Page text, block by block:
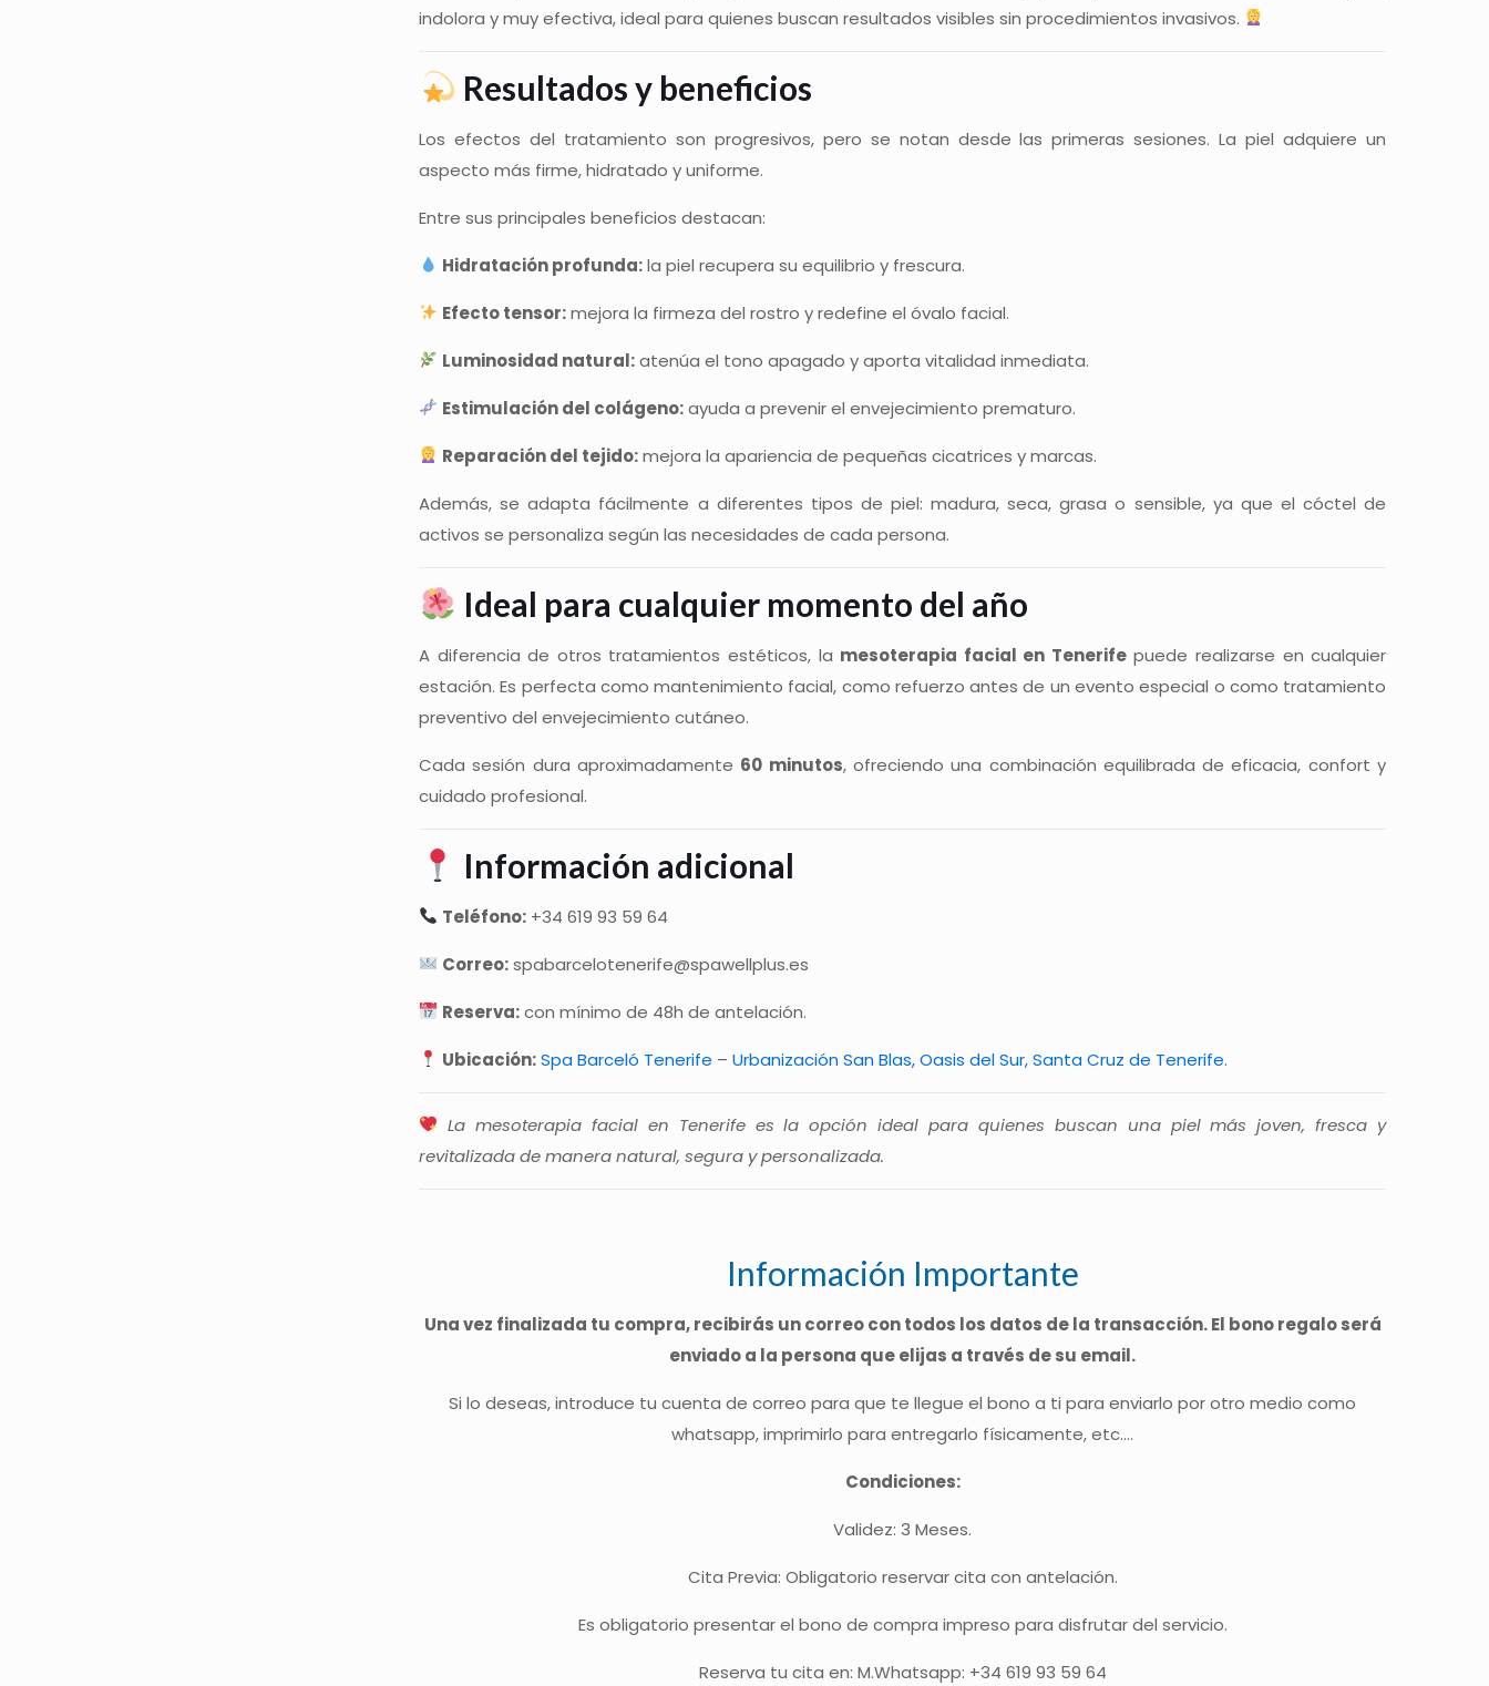
indolora y muy efectiva, ideal para quienes buscan resultados visibles sin procedimientos invasivos.
Resultados y beneficios
Los efectos del tratamiento son progresivos, pero se notan desde las primeras sesiones. La piel adquiere un
aspecto más firme, hidratado y uniforme.
Entre sus principales beneficios destacan:
Hidratación profunda:la piel recupera su equilibrio y frescura.
Efecto tensor:mejora la firmeza del rostro y redefine el óvalo facial.
Luminosidad natural:atenúa el tono apagado y aporta vitalidad inmediata.
Estimulación del colágeno:ayuda a prevenir el envejecimiento prematuro.
Reparación del tejido:mejora la apariencia de pequeñas cicatrices y marcas.
Además, se adapta fácilmente a diferentes tipos de piel: madura, seca, grasa o sensible, ya que el cóctel de
activos se personaliza según las necesidades de cada persona.
Ideal para cualquier momento del año
A diferencia de otros tratamientos estéticos, la mesoterapia facial en Tenerifepuede realizarse en cualquier
estación. Es perfecta como mantenimiento facial, como refuerzo antes de un evento especial o como tratamiento
preventivo del envejecimiento cutáneo.
Cada sesión dura aproximadamente 60 minutos, ofreciendo una combinación equilibrada de eficacia, confort y
cuidado profesional.
Información adicional
Teléfono: +34 619 93 59 64
Correo:spabarcelotenerife@spawellplus.es
Reserva:con mínimo de 48h de antelación.
Ubicación: Spa Barceló Tenerife –Urbanización San Blas, Oasis del Sur, Santa Cruz de Tenerife.
La mesoterapia facial en Tenerife es la opción ideal para quienes buscan una piel más joven, fresca y
revitalizada de manera natural, segura y personalizada.
Información Importante
Una vez finalizada tu compra, recibirás un correo con todos los datos de la transacción. El bono regalo será
enviado a la persona que elijas a través de su email.
Si lo deseas, introduce tu cuenta de correo para que te llegue el bono a ti para enviarlo por otro medio como
whatsapp, imprimirlo para entregarlo físicamente, etc….
Condiciones:
Validez: 3 Meses.
Cita Previa: Obligatorio reservar cita con antelación.
Es obligatorio presentar el bono de compra impreso para disfrutar del servicio.
Reserva tu cita en: M.Whatsapp: +34 619 93 59 64